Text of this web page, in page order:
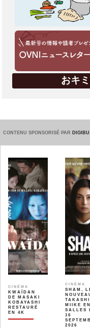
おキ
CONTENU SPONSORISÉ PAR
CINÉMA
KWAÏDAN
DE MASAKI
KOBAYASHI
RESTAURÉ
EN 4K
CINÉMA
SHAM,
TAKASHI
MIIKE EN
SALLES
16
2026